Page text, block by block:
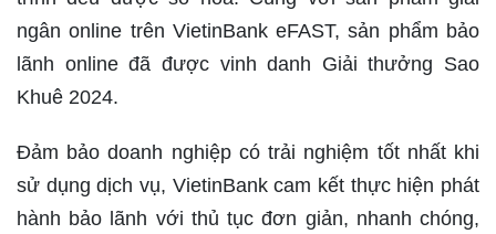
ngân online trên VietinBank eFAST, sản phẩm bảo
lãnh online đã được vinh danh Giải thưởng Sao
Khuê 2024.
Đảm bảo doanh nghiệp có trải nghiệm tốt nhất khi
sử dụng dịch vụ, VietinBank cam kết thực hiện phát
hành bảo lãnh với thủ tục đơn giản, nhanh chóng,